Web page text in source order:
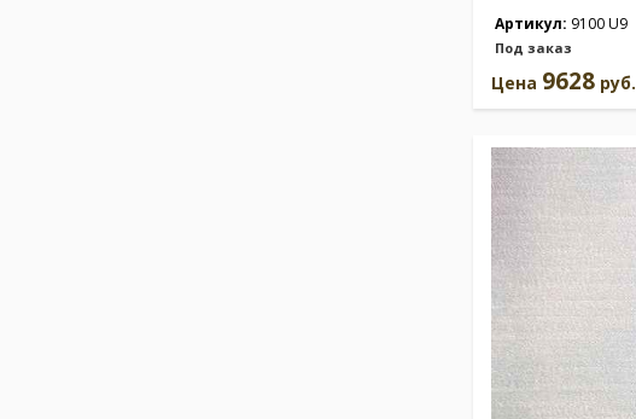
Артикул: 9100 U9
Под заказ
Цена 9628 руб.